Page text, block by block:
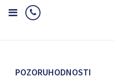
POZORUHODNOSTI